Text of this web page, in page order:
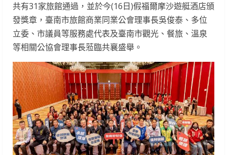
共有31家旅館通過，並於今(16日)假福爾摩沙遊艇酒店頒
發獎章，臺南市旅館商業同業公會理事長吳俊泰、多位
立委、市議員等服務處代表及臺南市觀光、餐旅、溫泉
等相關公協會理事長蒞臨共襄盛舉。